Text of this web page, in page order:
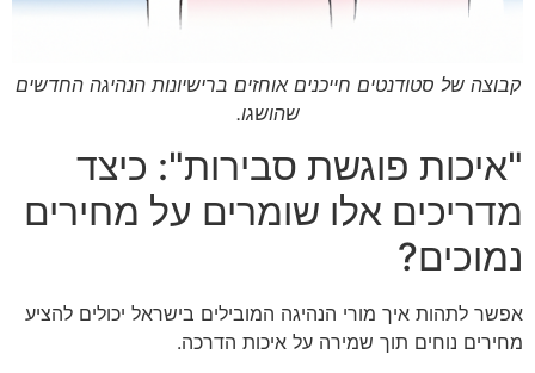
קבוצה של סטודנטים חייכנים אוחזים ברישיונות הנהיגה החדשים
שהושגו.
"איכות פוגשת סבירות": כיצד
מדריכים אלו שומרים על מחירים
נמוכים?
אפשר לתהות איך מורי הנהיגה המובילים בישראל יכולים להציע
מחירים נוחים תוך שמירה על איכות הדרכה.